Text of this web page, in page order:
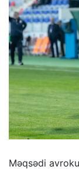
Məqsədi